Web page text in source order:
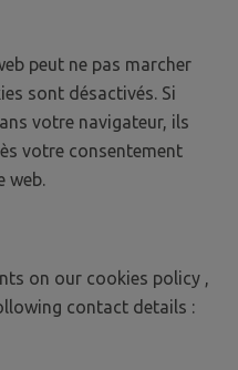
peut ne pas marcher
sont désactivés. Si
votre navigateur, ils
votre consentement
web.
on our cookies policy ,
contact details :